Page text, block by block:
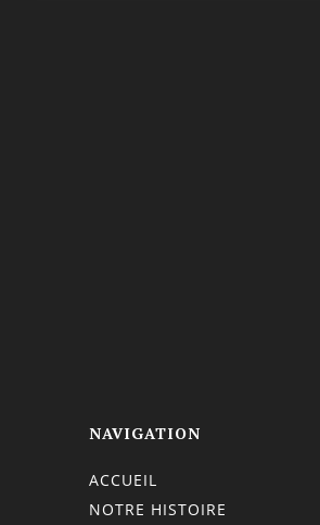
NAVIGATION
ACCUEIL
NOTRE HISTOIRE